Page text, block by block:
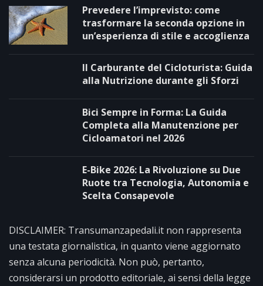
Prevedere l’imprevisto: come
trasformare la seconda opzione in
un’esperienza di stile e accoglienza
Il Carburante del Cicloturista: Guida
alla Nutrizione durante gli Sforzi
Bici Sempre in Forma: La Guida
Completa alla Manutenzione per
Cicloamatori nel 2026
E-Bike 2026: La Rivoluzione su Due
Ruote tra Tecnologia, Autonomia e
Scelta Consapevole
DISCLAIMER: Transumanzapedali.it non rappresenta
una testata giornalistica, in quanto viene aggiornato
senza alcuna periodicità. Non può, pertanto,
considerarsi un prodotto editoriale, ai sensi della legge